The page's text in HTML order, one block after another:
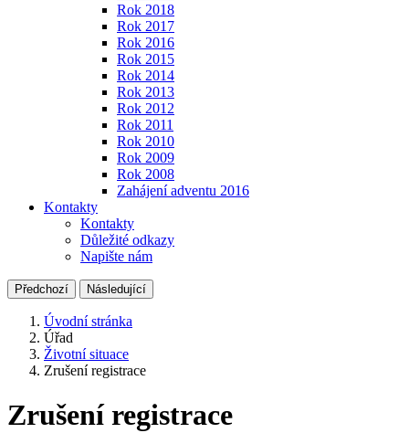
Rok 2018
Rok 2017
Rok 2016
Rok 2015
Rok 2014
Rok 2013
Rok 2012
Rok 2011
Rok 2010
Rok 2009
Rok 2008
Zahájení adventu 2016
Kontakty
Kontakty
Důležité odkazy
Napište nám
Předchozí Následující
Úvodní stránka
Úřad
Životní situace
Zrušení registrace
Zrušení registrace